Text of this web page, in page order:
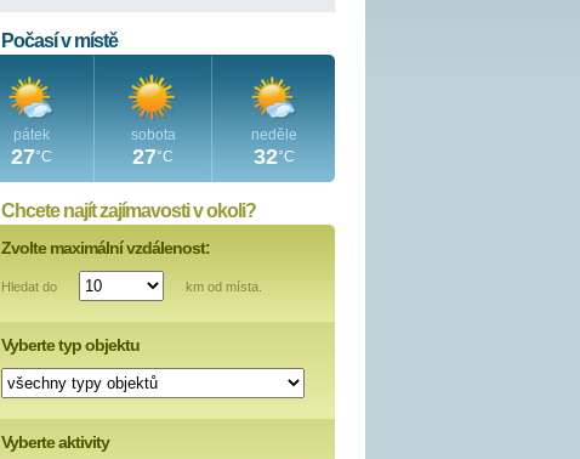
Počasí v místě
pátek
27°C
sobota
27°C
neděle
32°C
Chcete najít zajímavosti v okoli?
Zvolte maximální vzdálenost:
Hledat do km od místa.
Vyberte typ objektu
Vyberte aktivity